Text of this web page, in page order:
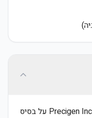
להלן ניתוח פונדמנטלי של Precigen Inc (PGEN) על בסיס